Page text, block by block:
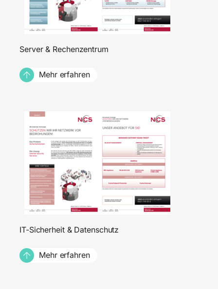
Server & Rechenzentrum
Mehr erfahren
IT-Sicherheit & Datenschutz
Mehr erfahren